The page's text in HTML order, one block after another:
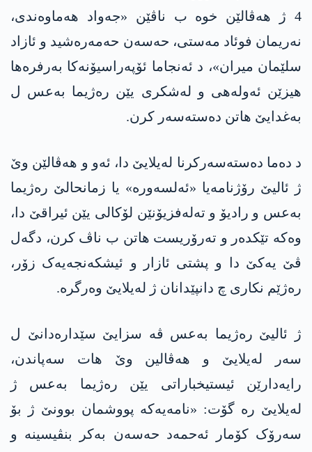
4 ژ هەڤالێن خوە ب ناڤێن «جەواد هەماوەندی،
نەریمان فوئاد مەستی، حەسەن حەمەرەشید و ئازاد
سلێمان میران»، د ئەنجاما ئۆپەراسیۆنەکا بەرفرەها
هیزێن ئەولەهی و لەشکری یێن رەژیما بەعس ل
بەغدایێ هاتن دەستەسەر کرن.
د دەما دەستەسەرکرنا لەیلایێ دا، ئەو و هەڤالێن وێ
ژ ئالیێ رۆژنامەیا «ئەلسەورە» یا زمانحالێ رەژیما
بەعس و رادیۆ و تەلەفزیۆنێن لۆکالی یێن ئیراقێ دا،
وەکە تێکدەر و تەرۆریست هاتن ب ناڤ کرن، دگەل
ڤێ یەکێ دا و پشتی ئازار و ئیشکەنجەیەک زۆر،
رەژێم نکاری چ دانپێدانان ژ لەیلایێ وەرگرە.
ژ ئالیێ رەژیما بەعس ڤە سزایێ سێدارەدانێ ل
سەر لەیلایێ و هەڤالین وێ هات سەپاندن،
رایەدارێن ئیستیخباراتی یێن رەژیما بەعس ژ
لەیلایێ رە گۆت: «نامەیەکە پووشمان بوونێ ژ بۆ
سەرۆک کۆمار ئەحمەد حەسەن بەکر بنڤیسینە و